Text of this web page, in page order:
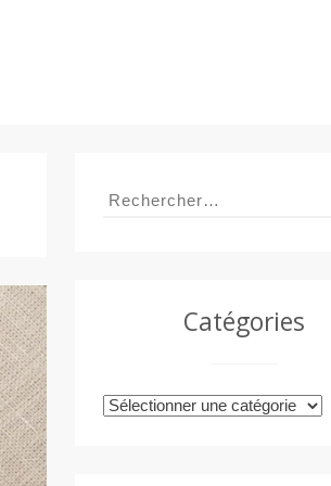
Rechercher :
Catégories
Catégories